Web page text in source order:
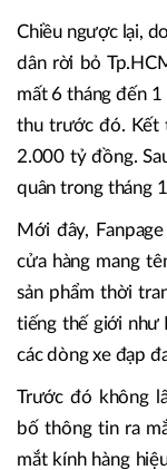
Chiều ngược lại,
dân rời bỏ
mất 6 tháng đến
thu trước đó. Kết
2.000 tỷ đồng.
quân trong tháng
Mới đây,
cửa hàng mang
sản phẩm thời
tiếng thế giới như
các dòng xe đạp
Trước đó không
bố thông tin ra
mắt kính hàng